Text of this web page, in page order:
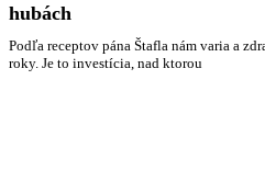
hubách
Podľa receptov pána Štafla nám varia a
roky. Je to investícia, nad ktorou